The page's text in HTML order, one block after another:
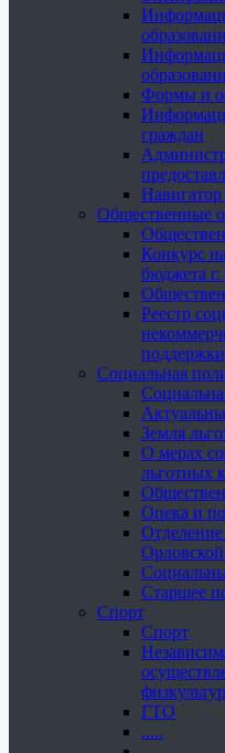
Формы и
граждан
Общественные
Конкурс
бюджета
Реестр
поддержки
Социальная
Земля
О мерах
льготных
Опека и
Старшее
Спорт
Спорт
ГТО
.....